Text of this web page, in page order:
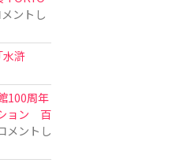
ントし
水滸
100周年
ョン 百
メントし